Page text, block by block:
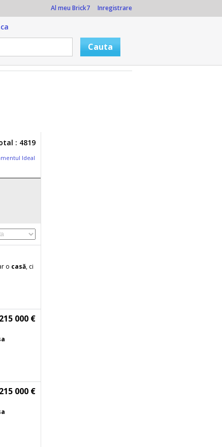
Al meu Brick7 Inregistrare
: 4819
Ideal
o casă, ci
215 000 €
215 000 €